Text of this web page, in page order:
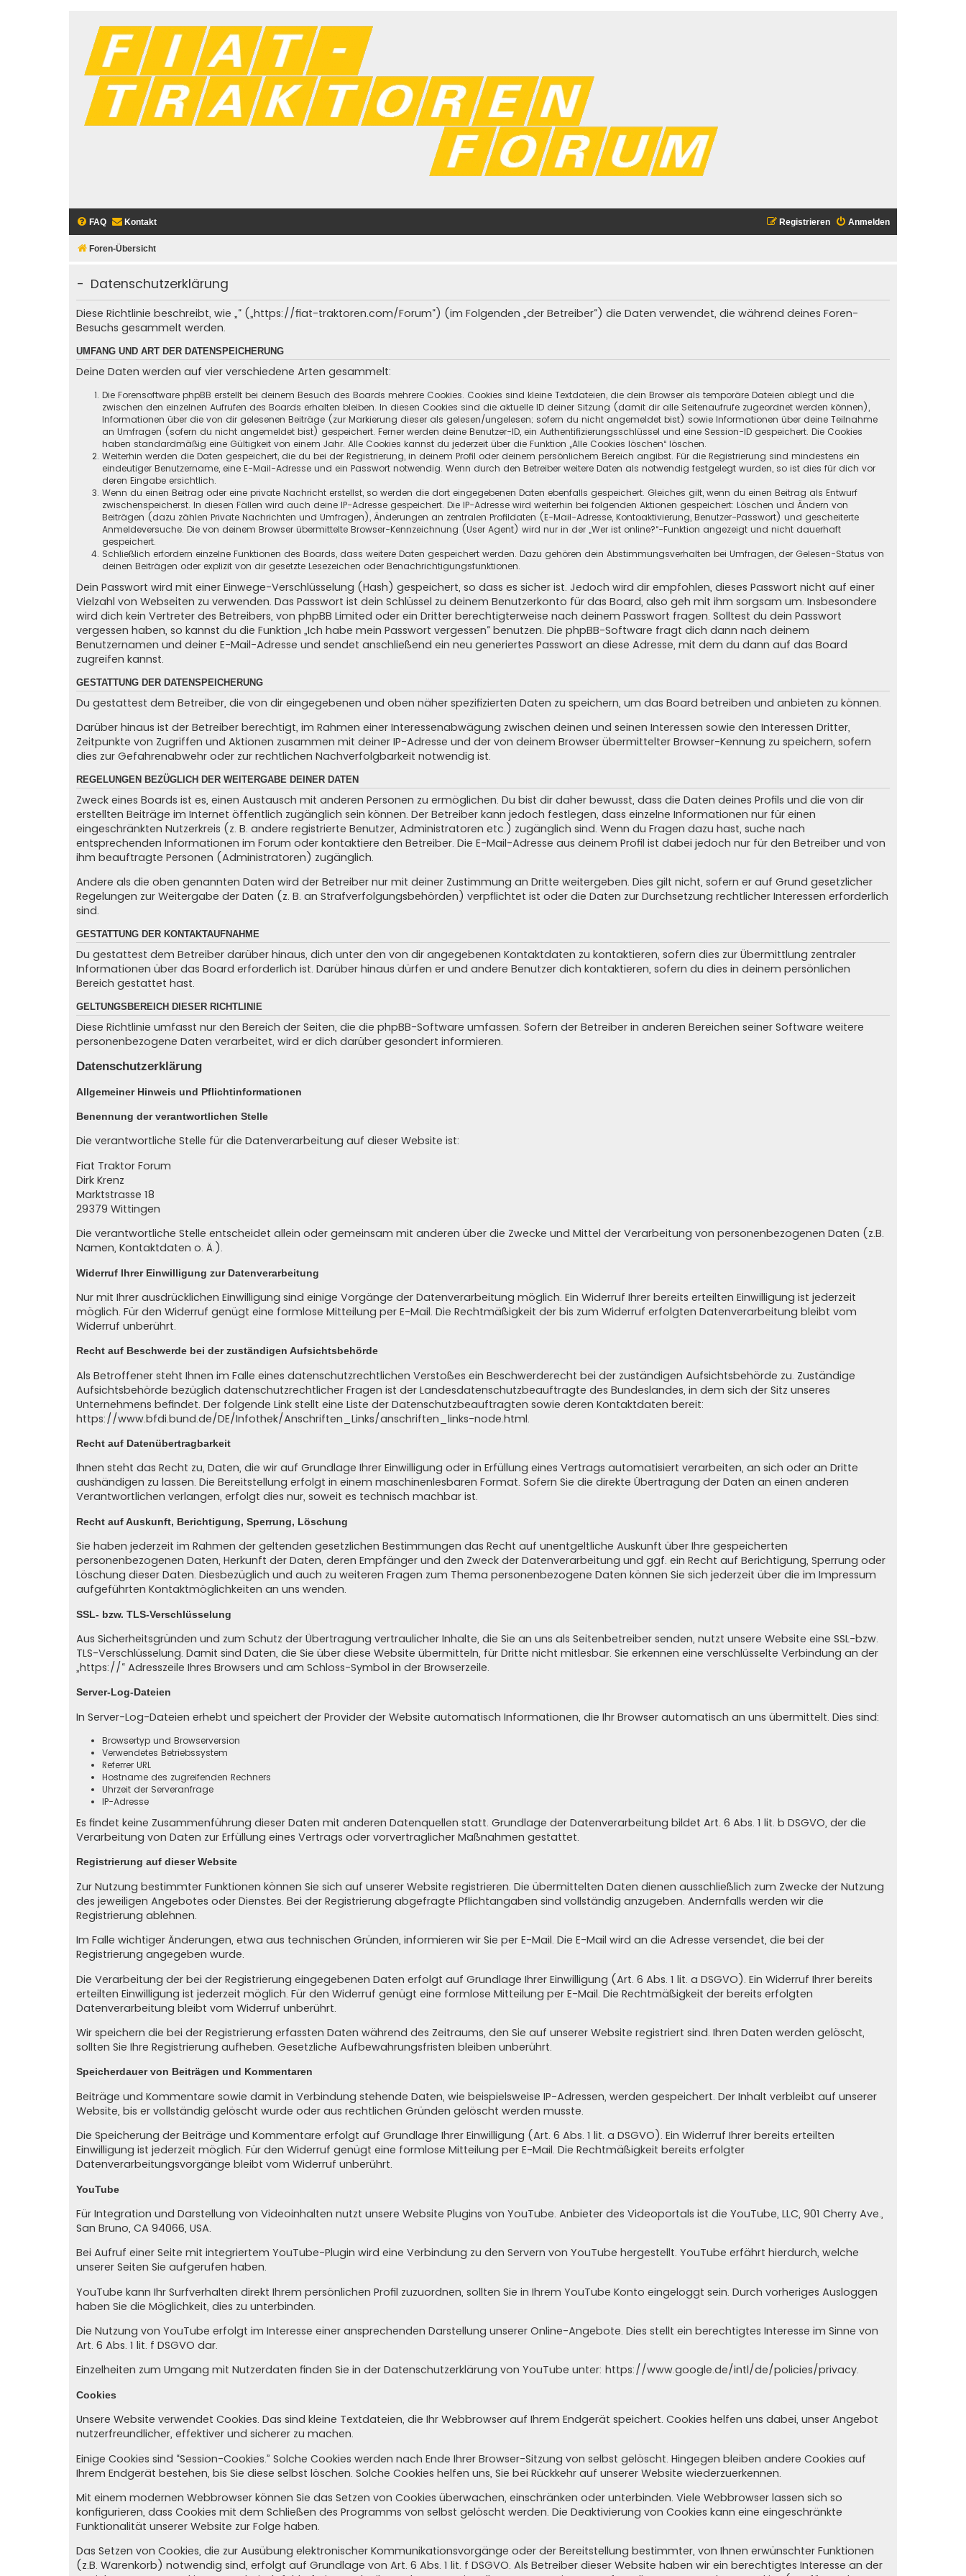
FAQ Kontakt Anmelden
Registrieren
Foren-Übersicht
- Datenschutzerklärung
Diese Richtlinie beschreibt, wie „“ („https://fiat-traktoren.com/Forum“) (im Folgenden „der Betreiber“) die Daten verwendet, die während deines Foren-
Besuchs gesammelt werden.
UMFANG UND ART DER DATENSPEICHERUNG
Deine Daten werden auf vier verschiedene Arten gesammelt:
Die Forensoftware phpBB erstellt bei deinem Besuch des Boards mehrere Cookies. Cookies sind kleine Textdateien, die dein Browser als temporäre Dateien ablegt und die
zwischen den einzelnen Aufrufen des Boards erhalten bleiben. In diesen Cookies sind die aktuelle ID deiner Sitzung (damit dir alle Seitenaufrufe zugeordnet werden können),
Informationen über die von dir gelesenen Beiträge (zur Markierung dieser als gelesen/ungelesen; sofern du nicht angemeldet bist) sowie Informationen über deine Teilnahme
an Umfragen (sofern du nicht angemeldet bist) gespeichert. Ferner werden deine Benutzer-ID, ein Authentifizierungsschlüssel und eine Session-ID gespeichert. Die Cookies
haben standardmäßig eine Gültigkeit von einem Jahr. Alle Cookies kannst du jederzeit über die Funktion „Alle Cookies löschen“ löschen.
Weiterhin werden die Daten gespeichert, die du bei der Registrierung, in deinem Profil oder deinem persönlichem Bereich angibst. Für die Registrierung sind mindestens ein
eindeutiger Benutzername, eine E-Mail-Adresse und ein Passwort notwendig. Wenn durch den Betreiber weitere Daten als notwendig festgelegt wurden, so ist dies für dich vor
deren Eingabe ersichtlich.
Wenn du einen Beitrag oder eine private Nachricht erstellst, so werden die dort eingegebenen Daten ebenfalls gespeichert. Gleiches gilt, wenn du einen Beitrag als Entwurf
zwischenspeicherst. In diesen Fällen wird auch deine IP-Adresse gespeichert. Die IP-Adresse wird weiterhin bei folgenden Aktionen gespeichert: Löschen und Ändern von
Beiträgen (dazu zählen Private Nachrichten und Umfragen), Änderungen an zentralen Profildaten (E-Mail-Adresse, Kontoaktivierung, Benutzer-Passwort) und gescheiterte
Anmeldeversuche. Die von deinem Browser übermittelte Browser-Kennzeichnung (User Agent) wird nur in der „Wer ist online?“-Funktion angezeigt und nicht dauerhaft
gespeichert.
Schließlich erfordern einzelne Funktionen des Boards, dass weitere Daten gespeichert werden. Dazu gehören dein Abstimmungsverhalten bei Umfragen, der Gelesen-Status von
deinen Beiträgen oder explizit von dir gesetzte Lesezeichen oder Benachrichtigungsfunktionen.
Dein Passwort wird mit einer Einwege-Verschlüsselung (Hash) gespeichert, so dass es sicher ist. Jedoch wird dir empfohlen, dieses Passwort nicht auf einer
Vielzahl von Webseiten zu verwenden. Das Passwort ist dein Schlüssel zu deinem Benutzerkonto für das Board, also geh mit ihm sorgsam um. Insbesondere
wird dich kein Vertreter des Betreibers, von phpBB Limited oder ein Dritter berechtigterweise nach deinem Passwort fragen. Solltest du dein Passwort
vergessen haben, so kannst du die Funktion „Ich habe mein Passwort vergessen“ benutzen. Die phpBB-Software fragt dich dann nach deinem
Benutzernamen und deiner E-Mail-Adresse und sendet anschließend ein neu generiertes Passwort an diese Adresse, mit dem du dann auf das Board
zugreifen kannst.
GESTATTUNG DER DATENSPEICHERUNG
Du gestattest dem Betreiber, die von dir eingegebenen und oben näher spezifizierten Daten zu speichern, um das Board betreiben und anbieten zu können.
Darüber hinaus ist der Betreiber berechtigt, im Rahmen einer Interessenabwägung zwischen deinen und seinen Interessen sowie den Interessen Dritter,
Zeitpunkte von Zugriffen und Aktionen zusammen mit deiner IP-Adresse und der von deinem Browser übermittelter Browser-Kennung zu speichern, sofern
dies zur Gefahrenabwehr oder zur rechtlichen Nachverfolgbarkeit notwendig ist.
REGELUNGEN BEZÜGLICH DER WEITERGABE DEINER DATEN
Zweck eines Boards ist es, einen Austausch mit anderen Personen zu ermöglichen. Du bist dir daher bewusst, dass die Daten deines Profils und die von dir
erstellten Beiträge im Internet öffentlich zugänglich sein können. Der Betreiber kann jedoch festlegen, dass einzelne Informationen nur für einen
eingeschränkten Nutzerkreis (z. B. andere registrierte Benutzer, Administratoren etc.) zugänglich sind. Wenn du Fragen dazu hast, suche nach
entsprechenden Informationen im Forum oder kontaktiere den Betreiber. Die E-Mail-Adresse aus deinem Profil ist dabei jedoch nur für den Betreiber und von
ihm beauftragte Personen (Administratoren) zugänglich.
Andere als die oben genannten Daten wird der Betreiber nur mit deiner Zustimmung an Dritte weitergeben. Dies gilt nicht, sofern er auf Grund gesetzlicher
Regelungen zur Weitergabe der Daten (z. B. an Strafverfolgungsbehörden) verpflichtet ist oder die Daten zur Durchsetzung rechtlicher Interessen erforderlich
sind.
GESTATTUNG DER KONTAKTAUFNAHME
Du gestattest dem Betreiber darüber hinaus, dich unter den von dir angegebenen Kontaktdaten zu kontaktieren, sofern dies zur Übermittlung zentraler
Informationen über das Board erforderlich ist. Darüber hinaus dürfen er und andere Benutzer dich kontaktieren, sofern du dies in deinem persönlichen
Bereich gestattet hast.
GELTUNGSBEREICH DIESER RICHTLINIE
Diese Richtlinie umfasst nur den Bereich der Seiten, die die phpBB-Software umfassen. Sofern der Betreiber in anderen Bereichen seiner Software weitere
personenbezogene Daten verarbeitet, wird er dich darüber gesondert informieren.
Datenschutzerklärung
Allgemeiner Hinweis und Pflichtinformationen
Benennung der verantwortlichen Stelle
Die verantwortliche Stelle für die Datenverarbeitung auf dieser Website ist:
Fiat Traktor Forum
Dirk Krenz
Marktstrasse 18
29379 Wittingen
Die verantwortliche Stelle entscheidet allein oder gemeinsam mit anderen über die Zwecke und Mittel der Verarbeitung von personenbezogenen Daten (z.B.
Namen, Kontaktdaten o. Ä.).
Widerruf Ihrer Einwilligung zur Datenverarbeitung
Nur mit Ihrer ausdrücklichen Einwilligung sind einige Vorgänge der Datenverarbeitung möglich. Ein Widerruf Ihrer bereits erteilten Einwilligung ist jederzeit
möglich. Für den Widerruf genügt eine formlose Mitteilung per E-Mail. Die Rechtmäßigkeit der bis zum Widerruf erfolgten Datenverarbeitung bleibt vom
Widerruf unberührt.
Recht auf Beschwerde bei der zuständigen Aufsichtsbehörde
Als Betroffener steht Ihnen im Falle eines datenschutzrechtlichen Verstoßes ein Beschwerderecht bei der zuständigen Aufsichtsbehörde zu. Zuständige
Aufsichtsbehörde bezüglich datenschutzrechtlicher Fragen ist der Landesdatenschutzbeauftragte des Bundeslandes, in dem sich der Sitz unseres
Unternehmens befindet. Der folgende Link stellt eine Liste der Datenschutzbeauftragten sowie deren Kontaktdaten bereit:
https://www.bfdi.bund.de/DE/Infothek/Anschriften_Links/anschriften_links-node.html.
Recht auf Datenübertragbarkeit
Ihnen steht das Recht zu, Daten, die wir auf Grundlage Ihrer Einwilligung oder in Erfüllung eines Vertrags automatisiert verarbeiten, an sich oder an Dritte
aushändigen zu lassen. Die Bereitstellung erfolgt in einem maschinenlesbaren Format. Sofern Sie die direkte Übertragung der Daten an einen anderen
Verantwortlichen verlangen, erfolgt dies nur, soweit es technisch machbar ist.
Recht auf Auskunft, Berichtigung, Sperrung, Löschung
Sie haben jederzeit im Rahmen der geltenden gesetzlichen Bestimmungen das Recht auf unentgeltliche Auskunft über Ihre gespeicherten
personenbezogenen Daten, Herkunft der Daten, deren Empfänger und den Zweck der Datenverarbeitung und ggf. ein Recht auf Berichtigung, Sperrung oder
Löschung dieser Daten. Diesbezüglich und auch zu weiteren Fragen zum Thema personenbezogene Daten können Sie sich jederzeit über die im Impressum
aufgeführten Kontaktmöglichkeiten an uns wenden.
SSL- bzw. TLS-Verschlüsselung
Aus Sicherheitsgründen und zum Schutz der Übertragung vertraulicher Inhalte, die Sie an uns als Seitenbetreiber senden, nutzt unsere Website eine SSL-bzw.
TLS-Verschlüsselung. Damit sind Daten, die Sie über diese Website übermitteln, für Dritte nicht mitlesbar. Sie erkennen eine verschlüsselte Verbindung an der
„https://“ Adresszeile Ihres Browsers und am Schloss-Symbol in der Browserzeile.
Server-Log-Dateien
In Server-Log-Dateien erhebt und speichert der Provider der Website automatisch Informationen, die Ihr Browser automatisch an uns übermittelt. Dies sind:
Browsertyp und Browserversion
Verwendetes Betriebssystem
Referrer URL
Hostname des zugreifenden Rechners
Uhrzeit der Serveranfrage
IP-Adresse
Es findet keine Zusammenführung dieser Daten mit anderen Datenquellen statt. Grundlage der Datenverarbeitung bildet Art. 6 Abs. 1 lit. b DSGVO, der die
Verarbeitung von Daten zur Erfüllung eines Vertrags oder vorvertraglicher Maßnahmen gestattet.
Registrierung auf dieser Website
Zur Nutzung bestimmter Funktionen können Sie sich auf unserer Website registrieren. Die übermittelten Daten dienen ausschließlich zum Zwecke der Nutzung
des jeweiligen Angebotes oder Dienstes. Bei der Registrierung abgefragte Pflichtangaben sind vollständig anzugeben. Andernfalls werden wir die
Registrierung ablehnen.
Im Falle wichtiger Änderungen, etwa aus technischen Gründen, informieren wir Sie per E-Mail. Die E-Mail wird an die Adresse versendet, die bei der
Registrierung angegeben wurde.
Die Verarbeitung der bei der Registrierung eingegebenen Daten erfolgt auf Grundlage Ihrer Einwilligung (Art. 6 Abs. 1 lit. a DSGVO). Ein Widerruf Ihrer bereits
erteilten Einwilligung ist jederzeit möglich. Für den Widerruf genügt eine formlose Mitteilung per E-Mail. Die Rechtmäßigkeit der bereits erfolgten
Datenverarbeitung bleibt vom Widerruf unberührt.
Wir speichern die bei der Registrierung erfassten Daten während des Zeitraums, den Sie auf unserer Website registriert sind. Ihren Daten werden gelöscht,
sollten Sie Ihre Registrierung aufheben. Gesetzliche Aufbewahrungsfristen bleiben unberührt.
Speicherdauer von Beiträgen und Kommentaren
Beiträge und Kommentare sowie damit in Verbindung stehende Daten, wie beispielsweise IP-Adressen, werden gespeichert. Der Inhalt verbleibt auf unserer
Website, bis er vollständig gelöscht wurde oder aus rechtlichen Gründen gelöscht werden musste.
Die Speicherung der Beiträge und Kommentare erfolgt auf Grundlage Ihrer Einwilligung (Art. 6 Abs. 1 lit. a DSGVO). Ein Widerruf Ihrer bereits erteilten
Einwilligung ist jederzeit möglich. Für den Widerruf genügt eine formlose Mitteilung per E-Mail. Die Rechtmäßigkeit bereits erfolgter
Datenverarbeitungsvorgänge bleibt vom Widerruf unberührt.
YouTube
Für Integration und Darstellung von Videoinhalten nutzt unsere Website Plugins von YouTube. Anbieter des Videoportals ist die YouTube, LLC, 901 Cherry Ave.,
San Bruno, CA 94066, USA.
Bei Aufruf einer Seite mit integriertem YouTube-Plugin wird eine Verbindung zu den Servern von YouTube hergestellt. YouTube erfährt hierdurch, welche
unserer Seiten Sie aufgerufen haben.
YouTube kann Ihr Surfverhalten direkt Ihrem persönlichen Profil zuzuordnen, sollten Sie in Ihrem YouTube Konto eingeloggt sein. Durch vorheriges Ausloggen
haben Sie die Möglichkeit, dies zu unterbinden.
Die Nutzung von YouTube erfolgt im Interesse einer ansprechenden Darstellung unserer Online-Angebote. Dies stellt ein berechtigtes Interesse im Sinne von
Art. 6 Abs. 1 lit. f DSGVO dar.
Einzelheiten zum Umgang mit Nutzerdaten finden Sie in der Datenschutzerklärung von YouTube unter: https://www.google.de/intl/de/policies/privacy.
Cookies
Unsere Website verwendet Cookies. Das sind kleine Textdateien, die Ihr Webbrowser auf Ihrem Endgerät speichert. Cookies helfen uns dabei, unser Angebot
nutzerfreundlicher, effektiver und sicherer zu machen.
Einige Cookies sind “Session-Cookies.” Solche Cookies werden nach Ende Ihrer Browser-Sitzung von selbst gelöscht. Hingegen bleiben andere Cookies auf
Ihrem Endgerät bestehen, bis Sie diese selbst löschen. Solche Cookies helfen uns, Sie bei Rückkehr auf unserer Website wiederzuerkennen.
Mit einem modernen Webbrowser können Sie das Setzen von Cookies überwachen, einschränken oder unterbinden. Viele Webbrowser lassen sich so
konfigurieren, dass Cookies mit dem Schließen des Programms von selbst gelöscht werden. Die Deaktivierung von Cookies kann eine eingeschränkte
Funktionalität unserer Website zur Folge haben.
Das Setzen von Cookies, die zur Ausübung elektronischer Kommunikationsvorgänge oder der Bereitstellung bestimmter, von Ihnen erwünschter Funktionen
(z.B. Warenkorb) notwendig sind, erfolgt auf Grundlage von Art. 6 Abs. 1 lit. f DSGVO. Als Betreiber dieser Website haben wir ein berechtigtes Interesse an der